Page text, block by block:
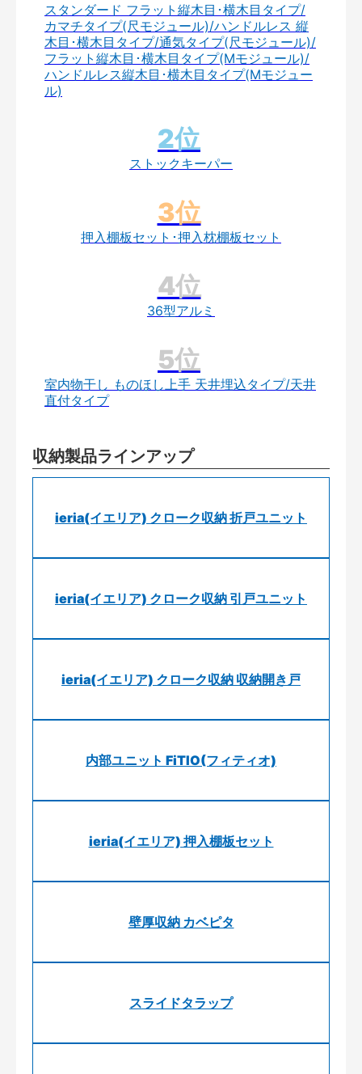
スタンダード フラット縦木目･横木目タイプ/
カマチタイプ(尺モジュール)/ハンドルレス 縦
木目･横木目タイプ/通気タイプ(尺モジュール)/
フラット縦木目･横木目タイプ(Mモジュール)/
ハンドルレス縦木目･横木目タイプ(Mモジュー
ル)
ストックキーパー
押入棚板セット･押入枕棚板セット
36型アルミ
室内物干し ものほし上手 天井埋込タイプ/天井
直付タイプ
収納製品ラインアップ
ieria(イエリア) クローク収納 折戸ユニット
ieria(イエリア) クローク収納 引戸ユニット
ieria(イエリア) クローク収納 収納開き戸
内部ユニット FiTIO(フィティオ)
ieria(イエリア) 押入棚板セット
壁厚収納 カベピタ
スライドタラップ